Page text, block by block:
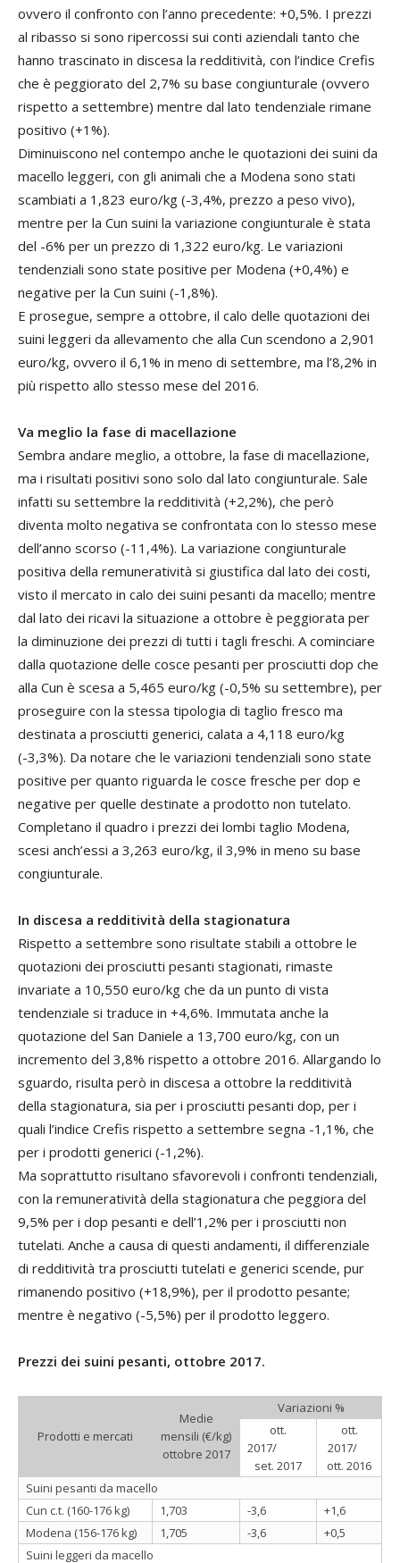
ovvero il confronto con l’anno precedente: +0,5%. I prezzi
al ribasso si sono ripercossi sui conti aziendali tanto che
hanno trascinato in discesa la redditività, con l’indice Crefis
che è peggiorato del 2,7% su base congiunturale (ovvero
rispetto a settembre) mentre dal lato tendenziale rimane
positivo (+1%).
Diminuiscono nel contempo anche le quotazioni dei suini da
macello leggeri, con gli animali che a Modena sono stati
scambiati a 1,823 euro/kg (-3,4%, prezzo a peso vivo),
mentre per la Cun suini la variazione congiunturale è stata
del -6% per un prezzo di 1,322 euro/kg. Le variazioni
tendenziali sono state positive per Modena (+0,4%) e
negative per la Cun suini (-1,8%).
E prosegue, sempre a ottobre, il calo delle quotazioni dei
suini leggeri da allevamento che alla Cun scendono a 2,901
euro/kg, ovvero il 6,1% in meno di settembre, ma l’8,2% in
più rispetto allo stesso mese del 2016.
Va meglio la fase di macellazione
Sembra andare meglio, a ottobre, la fase di macellazione,
ma i risultati positivi sono solo dal lato congiunturale. Sale
infatti su settembre la redditività (+2,2%), che però
diventa molto negativa se confrontata con lo stesso mese
dell’anno scorso (-11,4%). La variazione congiunturale
positiva della remuneratività si giustifica dal lato dei costi,
visto il mercato in calo dei suini pesanti da macello; mentre
dal lato dei ricavi la situazione a ottobre è peggiorata per
la diminuzione dei prezzi di tutti i tagli freschi. A cominciare
dalla quotazione delle cosce pesanti per prosciutti dop che
alla Cun è scesa a 5,465 euro/kg (-0,5% su settembre), per
proseguire con la stessa tipologia di taglio fresco ma
destinata a prosciutti generici, calata a 4,118 euro/kg
(-3,3%). Da notare che le variazioni tendenziali sono state
positive per quanto riguarda le cosce fresche per dop e
negative per quelle destinate a prodotto non tutelato.
Completano il quadro i prezzi dei lombi taglio Modena,
scesi anch’essi a 3,263 euro/kg, il 3,9% in meno su base
congiunturale.
In discesa a redditività della stagionatura
Rispetto a settembre sono risultate stabili a ottobre le
quotazioni dei prosciutti pesanti stagionati, rimaste
invariate a 10,550 euro/kg che da un punto di vista
tendenziale si traduce in +4,6%. Immutata anche la
quotazione del San Daniele a 13,700 euro/kg, con un
incremento del 3,8% rispetto a ottobre 2016. Allargando lo
sguardo, risulta però in discesa a ottobre la redditività
della stagionatura, sia per i prosciutti pesanti dop, per i
quali l’indice Crefis rispetto a settembre segna -1,1%, che
per i prodotti generici (-1,2%).
Ma soprattutto risultano sfavorevoli i confronti tendenziali,
con la remuneratività della stagionatura che peggiora del
9,5% per i dop pesanti e dell’1,2% per i prosciutti non
tutelati. Anche a causa di questi andamenti, il differenziale
di redditività tra prosciutti tutelati e generici scende, pur
rimanendo positivo (+18,9%), per il prodotto pesante;
mentre è negativo (-5,5%) per il prodotto leggero.
Prezzi dei suini pesanti, ottobre 2017.
Prodotti e mercati
Medie
mensili (€/kg)
ottobre 2017
Variazioni %
ott.
2017/
set. 2017
ott.
2017/
ott. 2016
Suini pesanti da macello
Cun c.t. (160-176 kg)
1,703 -3,6
+1,6
Modena (156-176 kg)
1,705 -3,6
+0,5
Suini leggeri da macello